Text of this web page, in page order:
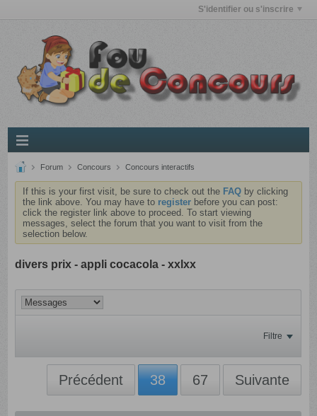
S'identifier ou s'inscrire
Forum Concours Concours interactifs
If this is your first visit, be sure to check out the FAQ by clicking
the link above. You may have to register before you can post:
click the register link above to proceed. To start viewing
messages, select the forum that you want to visit from the
selection below.
divers prix - appli cocacola - xxlxx
Filtre
Précédent 38 67 Suivante